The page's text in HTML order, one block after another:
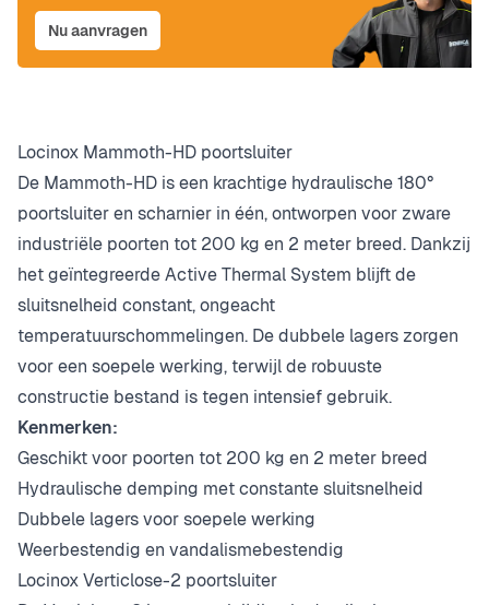
Nu aanvragen
Locinox Mammoth-HD poortsluiter
De Mammoth-HD is een krachtige hydraulische 180°
poortsluiter en scharnier in één, ontworpen voor zware
industriële poorten tot 200 kg en 2 meter breed. Dankzij
het geïntegreerde Active Thermal System blijft de
sluitsnelheid constant, ongeacht
temperatuurschommelingen. De dubbele lagers zorgen
voor een soepele werking, terwijl de robuuste
constructie bestand is tegen intensief gebruik.
Kenmerken:
Geschikt voor poorten tot 200 kg en 2 meter breed
Hydraulische demping met constante sluitsnelheid
Dubbele lagers voor soepele werking
Weerbestendig en vandalismebestendig
Locinox Verticlose-2 poortsluiter